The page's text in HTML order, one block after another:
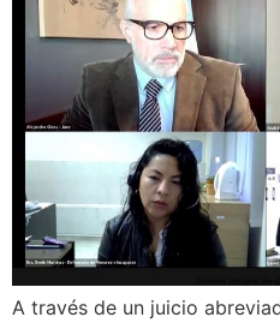
A través de un juicio